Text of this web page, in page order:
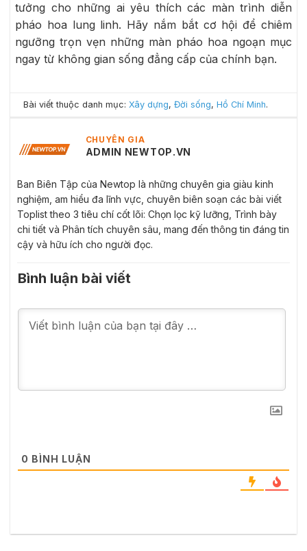
tưởng cho những ai yêu thích các màn trình diễn
pháo hoa lung linh. Hãy nắm bắt cơ hội để chiêm
ngưỡng trọn vẹn những màn pháo hoa ngoạn mục
ngay từ không gian sống đẳng cấp của chính bạn.
Bài viết thuộc danh mục:Xây dựng,Đời sống,Hồ Chí Minh.
CHUYÊN GIA
ADMIN NEWTOP.VN
Ban Biên Tập của Newtop là những chuyên gia giàu kinh
nghiệm, am hiểu đa lĩnh vực, chuyên biên soạn các bài viết
Toplist theo 3 tiêu chí cốt lõi: Chọn lọc kỹ lưỡng, Trình bày
chi tiết và Phân tích chuyên sâu, mang đến thông tin đáng tin
cậy và hữu ích cho người đọc.
Bình luận bài viết
0 BÌNH LUẬN